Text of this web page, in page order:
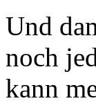
Und
noch
kann